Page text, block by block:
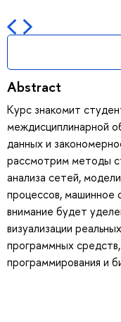
Abstract
Курс знакомит
междисциплинарной
данных и
рассмотрим методы
анализа сетей,
процессов, машинное
внимание будет
визуализации
программных
программирования и